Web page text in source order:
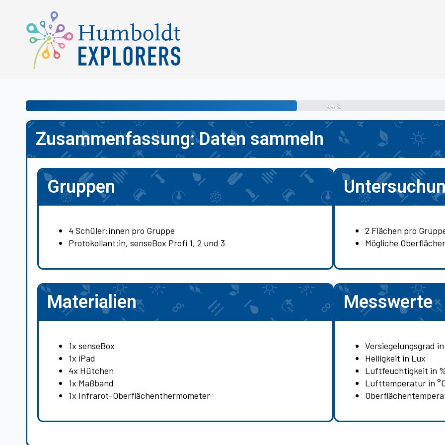
44%
Zusammenfassung: Daten sammeln
Gruppen
4 Schüler:innen pro Gruppe
Protokollant:in, senseBox Profi 1, 2 und 3
2 Flächen pro
Mögliche
Materialien
1x senseBox
1x iPad
4x Hütchen
1x Maßband
1x Infrarot-Oberflächenthermometer
Messwerte
Versiegelungsgrad
Helligkeit in Lux
Luftfeuchtigkeit in
Lufttemperatur in